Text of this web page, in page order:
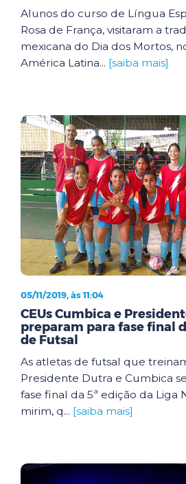
Alunos do curso de Língua
Rosa de França, visitaram a
mexicana do Dia dos Mortos,
América Latina... [saiba mais]
05/11/2019, às 11:04
CEUs Cumbica e
preparam para fase final
de Futsal
As atletas de futsal que
Presidente Dutra e Cumbica
fase final da 5ª edição da Liga
mirim, q... [saiba mais]